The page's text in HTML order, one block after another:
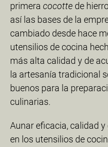
primera cocotte de
así las bases de la
cambiado desde hace
utensilios de cocina
más alta calidad y de
la artesanía tradicional
buenos para la
culinarias.
Aunar eficacia, calidad
en los utensilios de